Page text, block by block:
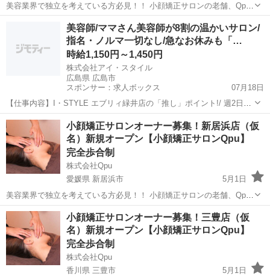
美容業界で独立を考えている方必見！！ 小顔矯正サロンの老舗、Qpu
のオーナーとして、新しいキャリアをスタートしませんか？？ 🌟 「キ
ュープ」ってどんなサロン？ 🌟 Qpuは2012年に東京の六本木で第1号
セラピスト リモート
美容師/ママさん美容師が8割の温かいサロン/
指名・ノルマ一切なし/急なお休みも「…
時給1,150円～1,450円
株式会社アイ・スタイル
広島県 広島市
スポンサー：求人ボックス
07月18日
【仕事内容】I・STYLE エブリィ緑井店の「推し」ポイント!/ 週2日・
1日6時間〜OK! 「子どもが帰る時間までに」「扶養内で」など、あな
たのライフスタイルに合わせた働き方が可能です。 ‍ 急な熱でも「お互
いさま」。ママさん美...
アルバイト・パート
小顔矯正サロンオーナー募集！新居浜店（仮
名）新規オープン【小顔矯正サロンQpu】
完全歩合制
株式会社Qpu
愛媛県 新居浜市
5月1日
美容業界で独立を考えている方必見！！ 小顔矯正サロンの老舗、Qpu
のオーナーとして、新しいキャリアをスタートしませんか？？ 🌟 「キ
ュープ」ってどんなサロン？ 🌟 Qpuは2012年に東京の六本木で第1号
店をオープ...
愛媛 新居浜市 セラピスト
小顔矯正サロンオーナー募集！三豊店（仮
名）新規オープン【小顔矯正サロンQpu】
完全歩合制
株式会社Qpu
香川県 三豊市
5月1日